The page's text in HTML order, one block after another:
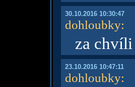
30.10.2016 10:30:47
dohloubky:
za chvíli
23.10.2016 10:47:11
dohloubky: